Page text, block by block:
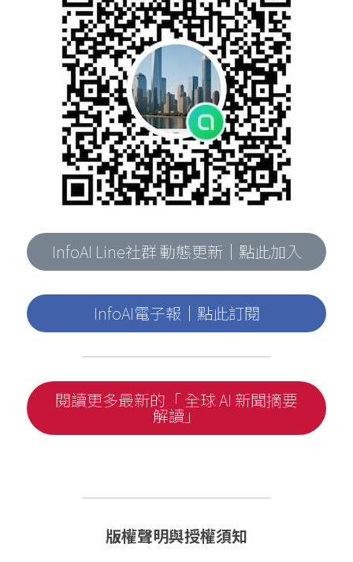
InfoAI Line社群 動態更新｜點此加入
InfoAI電子報｜點此訂閱
閱讀更多最新的「 全球 AI 新聞摘要
解讀」
版權聲明與授權須知